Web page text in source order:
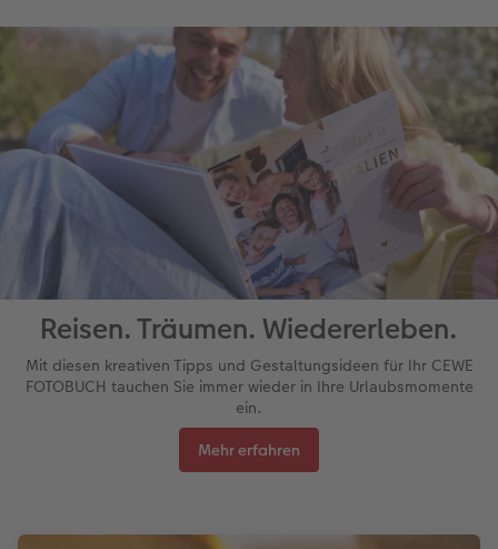
Reisen. Träumen. Wiedererleben.
Mit diesen kreativen Tipps und Gestaltungsideen für Ihr CEWE
FOTOBUCH tauchen Sie immer wieder in Ihre Urlaubsmomente
ein.
Mehr erfahren